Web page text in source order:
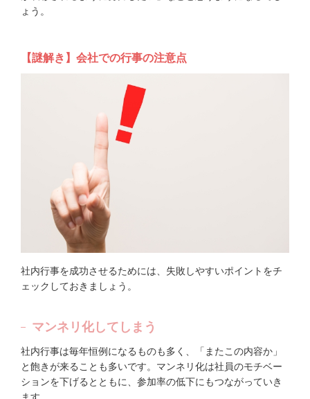
ょう。
【謎解き】会社での行事の注意点
社内行事を成功させるためには、失敗しやすいポイントをチ
ェックしておきましょう。
マンネリ化してしまう
社内行事は毎年恒例になるものも多く、「またこの内容か」
と飽きが来ることも多いです。マンネリ化は社員のモチベー
ションを下げるとともに、参加率の低下にもつながっていき